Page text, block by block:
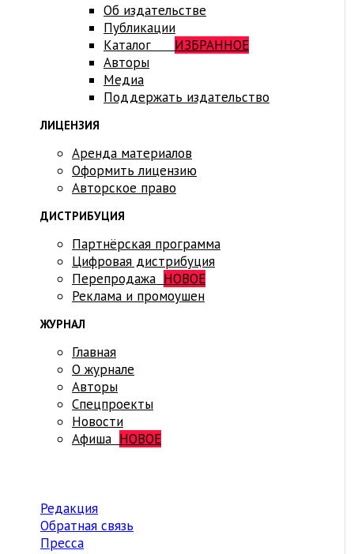
Об издательстве
Публикации
Каталог ИЗБРАННОЕ
Авторы
Медиа
Поддержать издательство
ЛИЦЕНЗИЯ
Аренда материалов
Оформить лицензию
Авторское право
ДИСТРИБУЦИЯ
Партнёрская программа
Цифровая дистрибуция
Перепродажа НОВОЕ
Реклама и промоушен
ЖУРНАЛ
Главная
О журнале
Авторы
Спецпроекты
Новости
Афиша НОВОЕ
Редакция
Обратная связь
Пресса